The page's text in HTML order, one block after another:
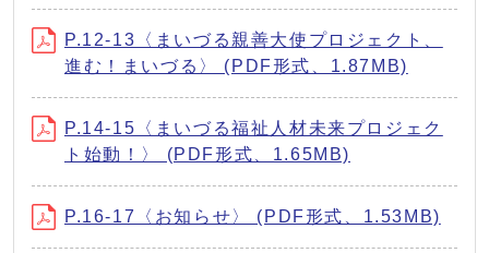
P.12-13〈まいづる親善大使プロジェクト、
進む！まいづる〉 (PDF形式、1.87MB)
P.14-15〈まいづる福祉人材未来プロジェク
ト始動！〉 (PDF形式、1.65MB)
P.16-17〈お知らせ〉 (PDF形式、1.53MB)